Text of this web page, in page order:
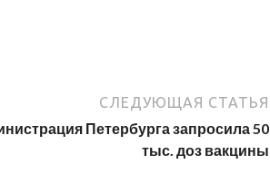
СЛЕДУЮЩАЯ СТАТЬЯ
Петербурга запросила 50
тыс. доз вакцины